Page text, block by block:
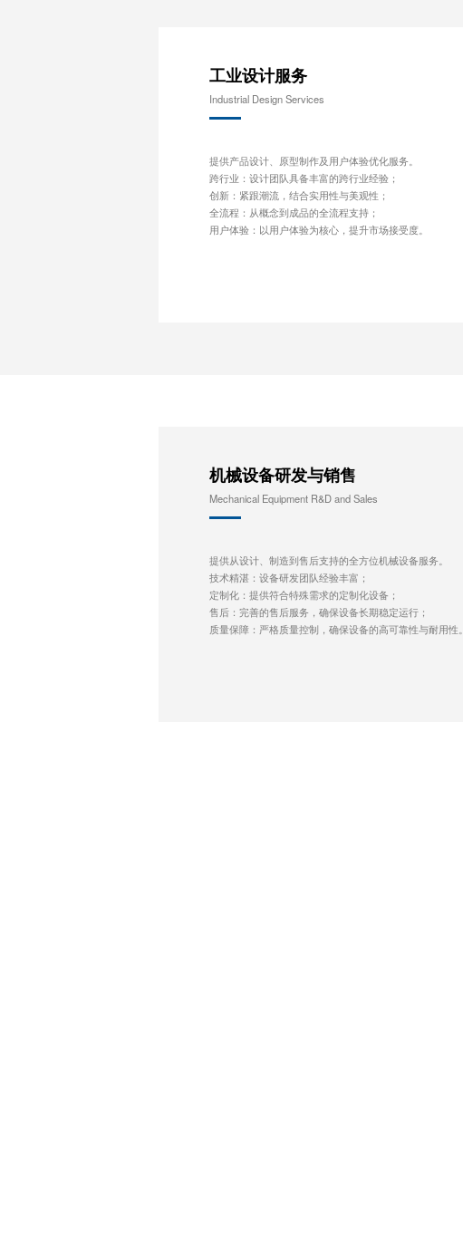
工业设计服务
Industrial Design Services
提供产品设计、原型制作及用户体验优化服务。
跨行业：设计团队具备丰富的跨行业经验；
创新：紧跟潮流，结合实用性与美观性；
全流程：从概念到成品的全流程支持；
用户体验：以用户体验为核心，提升市场接受度。
机械设备研发与销售
Mechanical Equipment R&D and Sales
提供从设计、制造到售后支持的全方位机械设备服务。
技术精湛：设备研发团队经验丰富；
定制化：提供符合特殊需求的定制化设备；
售后：完善的售后服务，确保设备长期稳定运行；
质量保障：严格质量控制，确保设备的高可靠性与耐用性。